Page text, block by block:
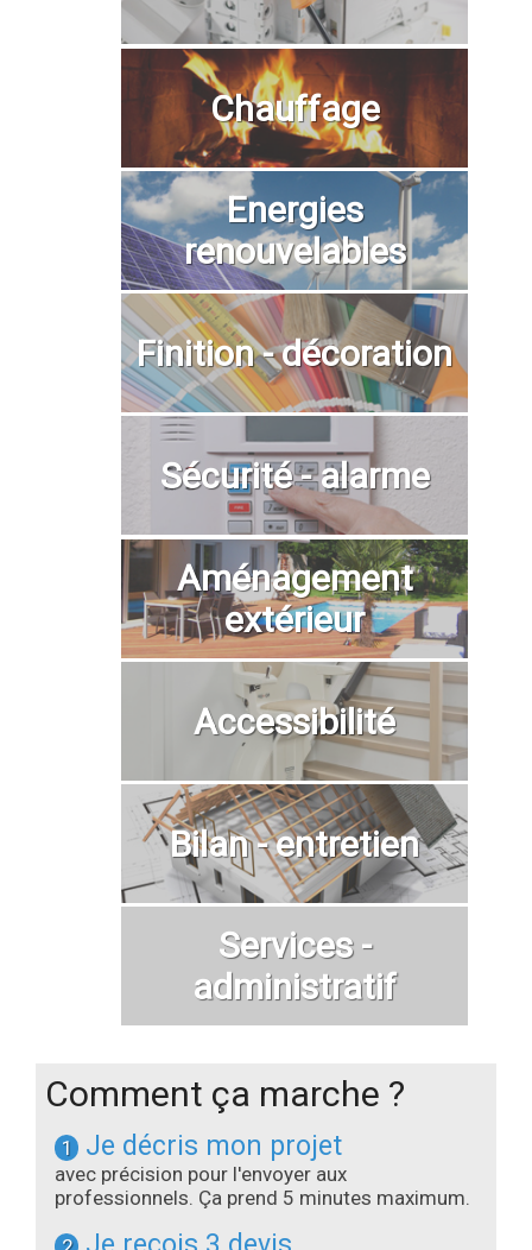
Chauffage
Energies
renouvelables
Finition - décoration
Sécurité - alarme
Aménagement
extérieur
Accessibilité
Bilan - entretien
Services -
administratif
Comment ça marche ?
1 Je décris mon projet
avec précision pour l'envoyer aux
professionnels. Ça prend 5 minutes maximum.